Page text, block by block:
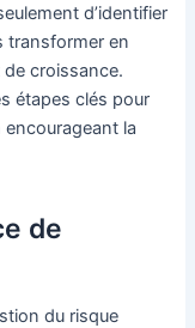
d’identifier
transformer en
de croissance.
étapes clés pour
la
de
du risque